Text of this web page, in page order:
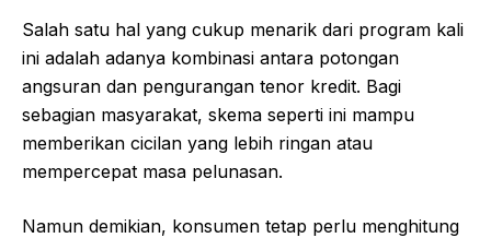
Salah satu hal yang cukup menarik dari program kali
ini adalah adanya kombinasi antara potongan
angsuran dan pengurangan tenor kredit. Bagi
sebagian masyarakat, skema seperti ini mampu
memberikan cicilan yang lebih ringan atau
mempercepat masa pelunasan.
Namun demikian, konsumen tetap perlu menghitung